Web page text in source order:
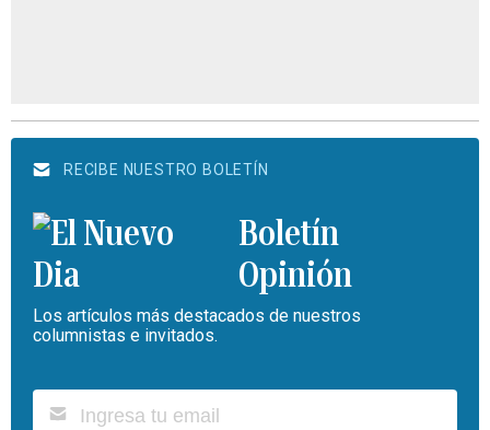
RECIBE NUESTRO BOLETÍN
Boletín
Opinión
Los artículos más destacados de nuestros
columnistas e invitados.